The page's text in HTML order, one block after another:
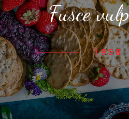
Fusce
1958